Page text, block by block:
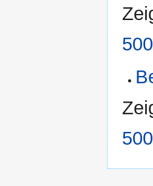
500
500